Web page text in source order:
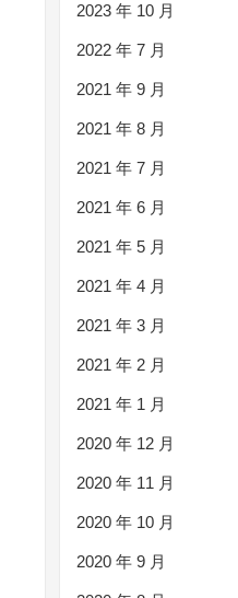
2023 年 10 月
2022 年 7 月
2021 年 9 月
2021 年 8 月
2021 年 7 月
2021 年 6 月
2021 年 5 月
2021 年 4 月
2021 年 3 月
2021 年 2 月
2021 年 1 月
2020 年 12 月
2020 年 11 月
2020 年 10 月
2020 年 9 月